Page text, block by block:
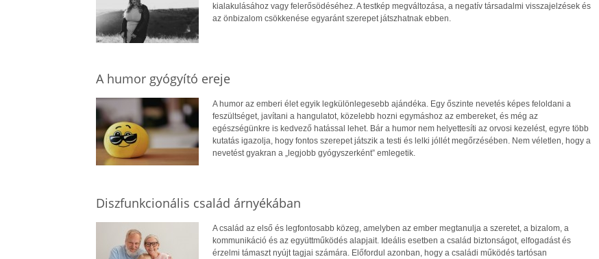
kialakulásához vagy felerősödéséhez. A testkép megváltozása, a negatív társadalmi visszajelzések és
az önbizalom csökkenése egyaránt szerepet játszhatnak ebben.
A humor gyógyító ereje
A humor az emberi élet egyik legkülönlegesebb ajándéka. Egy őszinte nevetés képes feloldani a
feszültséget, javítani a hangulatot, közelebb hozni egymáshoz az embereket, és még az
egészségünkre is kedvező hatással lehet. Bár a humor nem helyettesíti az orvosi kezelést, egyre több
kutatás igazolja, hogy fontos szerepet játszik a testi és lelki jóllét megőrzésében. Nem véletlen, hogy a
nevetést gyakran a „legjobb gyógyszerként” emlegetik.
Diszfunkcionális család árnyékában
A család az első és legfontosabb közeg, amelyben az ember megtanulja a szeretet, a bizalom, a
kommunikáció és az együttműködés alapjait. Ideális esetben a család biztonságot, elfogadást és
érzelmi támaszt nyújt tagjai számára. Előfordul azonban, hogy a családi működés tartósan